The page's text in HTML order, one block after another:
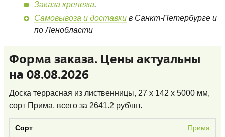
Заказа крепежа.
Самовывоза и доставки в Санкт-Петербурге и
по Ленобласти
Форма заказа. Цены актуальны
на 08.08.2026
Доска террасная из лиственницы, 27 x 142 x 5000 мм,
сорт Прима, всего за 2641.2 руб\шт.
Прима